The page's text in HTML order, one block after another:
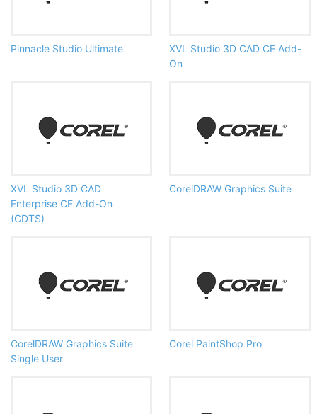
Pinnacle Studio Ultimate
XVL Studio 3D CAD CE Add-
On
XVL Studio 3D CAD
Enterprise CE Add-On
(CDTS)
CorelDRAW Graphics Suite
CorelDRAW Graphics Suite
Single User
Corel PaintShop Pro